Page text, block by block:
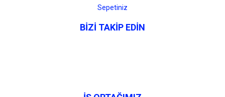
Sepetiniz
BİZİ TAKİP EDİN